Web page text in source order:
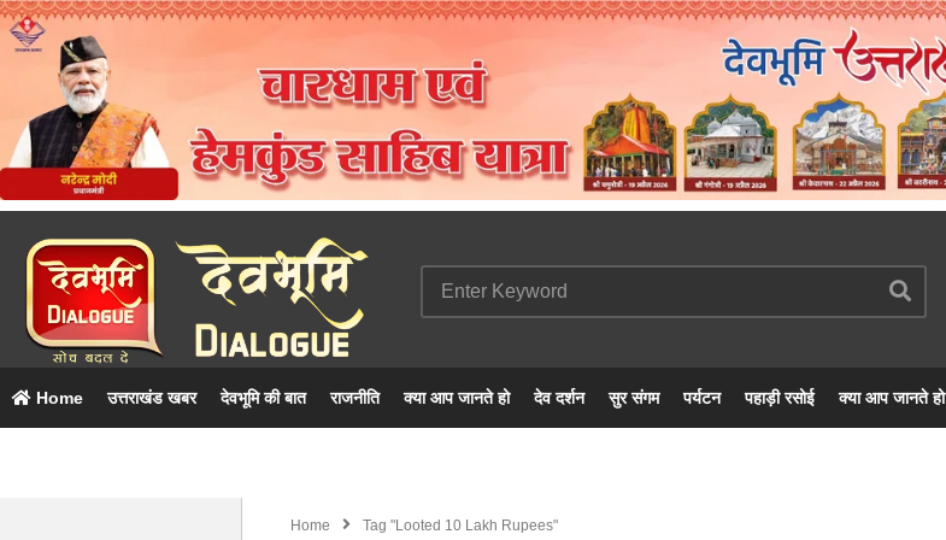
Home उत्तराखंड खबर देवभूमि की बात राजनीति क्या आप जानते हो देव दर्शन सुर संगम पर्यटन पहाड़ी रसोई क्या आप जानते हो
Home Tag "looted 10 Lakh Rupees"